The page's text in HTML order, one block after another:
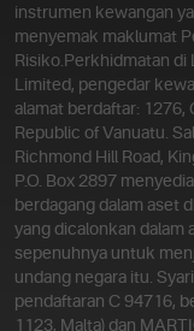
instrumen kewangan
menyemak maklumat
Risiko. Perkhidmatan di
Limited, pengedar
alamat berdaftar: 1276,
Republic of Vanuatu.
Richmond Hill Road,
P.O. Box 2897
berdagang dalam aset
yang dicalonkan dalam
sepenuhnya untuk
undang negara itu.
pendaftaran C 94716,
1123, Malta) dan